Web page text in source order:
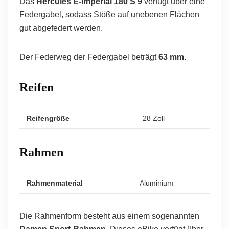
Federgabel, sodass Stöße auf unebenen Flächen
gut abgefedert werden.
Der Federweg der Federgabel beträgt63 mm.
Reifen
Reifengröße 28 Zoll
Rahmen
Rahmenmaterial Aluminium
Die Rahmenform besteht aus einem sogenannten